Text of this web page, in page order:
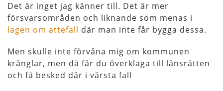
Det är inget jag känner till. Det är mer
försvarsområden och liknande som menas i
lagen om attefall där man inte får bygga dessa.
Men skulle inte förvåna mig om kommunen
krånglar, men då får du överklaga till länsrätten
och få besked där i värsta fall